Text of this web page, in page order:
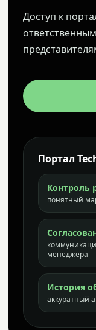
Доступ к
Портал
Контроль
понятный
менеджера
История
аккуратный